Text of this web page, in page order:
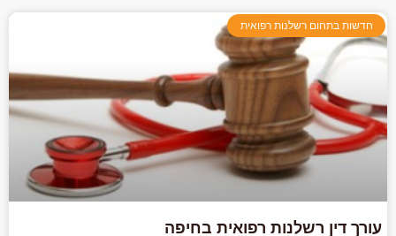
חדשות בתחום רשלנות רפואית
עורך דין רשלנות רפואית בחיפה